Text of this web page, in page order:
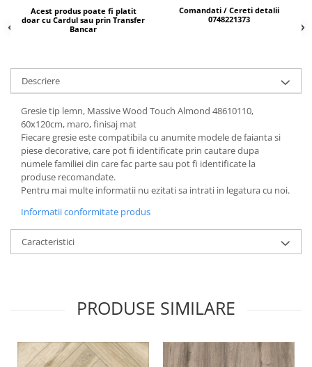
Acest produs poate fi platit
doar cu Cardul sau prin Transfer
Bancar
Comandati / Cereti detalii
0748221373
Descriere
Gresie tip lemn, Massive Wood Touch Almond 48610110,
60x120cm, maro, finisaj mat
Fiecare gresie este compatibila cu anumite modele de faianta si
piese decorative, care pot fi identificate prin cautare dupa
numele familiei din care fac parte sau pot fi identificate la
produse recomandate.
Pentru mai multe informatii nu ezitati sa intrati in legatura cu noi.
Informatii conformitate produs
Caracteristici
PRODUSE SIMILARE